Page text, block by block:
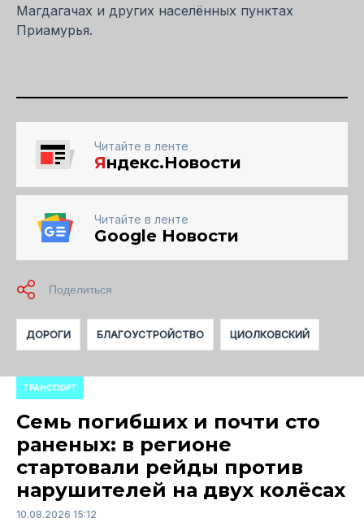
Магдагачах и других населённых пунктах
Приамурья.
Читайте в ленте
Яндекс.Новости
Читайте в ленте
Google Новости
ДОРОГИ БЛАГОУСТРОЙСТВО ЦИОЛКОВСКИЙ
ТРАНСПОРТ
Семь погибших и почти сто
раненых: в регионе
стартовали рейды против
нарушителей на двух колёсах
10.08.2026 15:12